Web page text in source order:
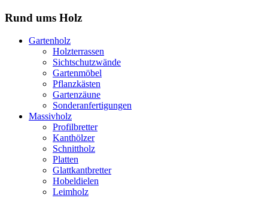
Rund ums Holz
Gartenholz
Holzterrassen
Sichtschutzwände
Gartenmöbel
Pflanzkästen
Gartenzäune
Sonderanfertigungen
Massivholz
Profilbretter
Kanthölzer
Schnittholz
Platten
Glattkantbretter
Hobeldielen
Leimholz